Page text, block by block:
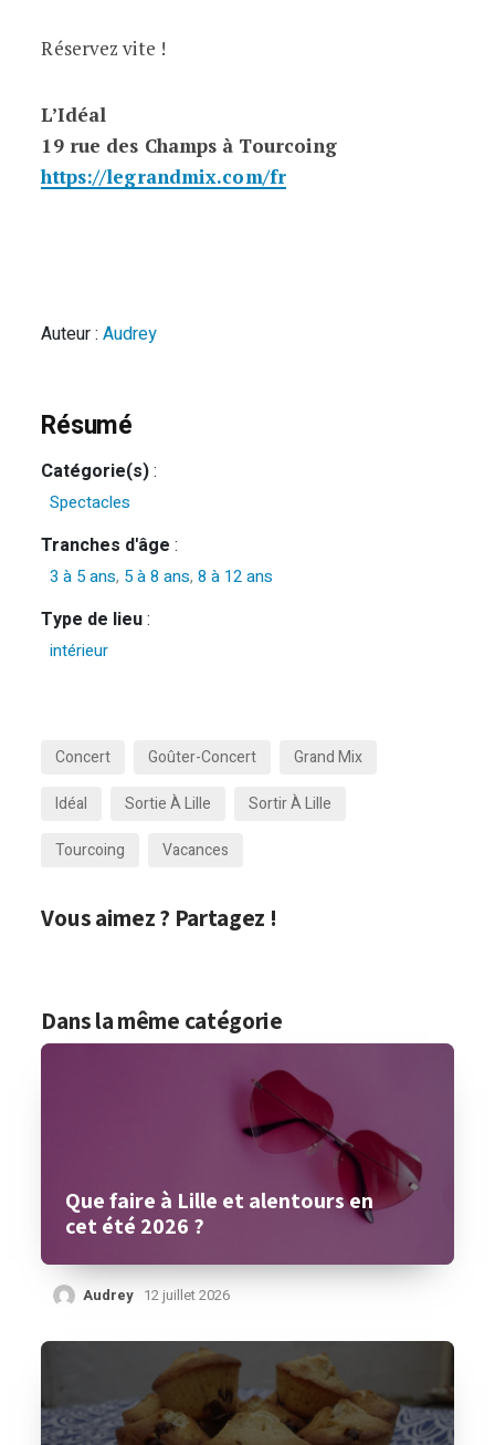
Réservez vite !
L’Idéal
19 rue des Champs à Tourcoing
https://legrandmix.com/fr
Auteur :Audrey
Résumé
Catégorie(s):
Spectacles
Tranches d'âge :
3 à 5 ans, 5 à 8 ans,8 à 12 ans
Type de lieu:
intérieur
Concert Goûter-Concert
Grand Mix
Idéal
Sortie À Lille
Sortir À Lille
Tourcoing
Vacances
Vous aimez ? Partagez !
Dans la même catégorie
Que faire à Lille et alentours en
cet été 2026 ?
Audrey 12 juillet 2026